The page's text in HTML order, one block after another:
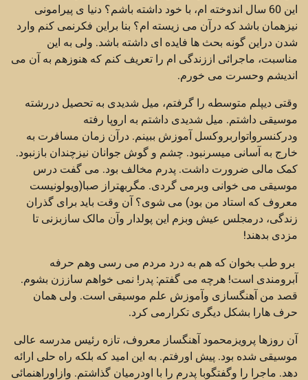
این 60 سال اندوخته ام، با خود داشته باشم؟ دنیا ی پیرامونی
نیزهمان باشد که درآن می زیسته ام؟ بنا براین فکرنمی کنم وارد
شدن دراین گونه بحث ها فایده ای داشته باشد. ولی به این
مناسبت، ماجرائی اززندگی ام را تعریف کنم که هنوزهم به آن می
اندیشم وحسرت می خورم.
وقتی دیپلم متوسطه را گرفتم، میل شدیدی به تحصیل دررشته
موسیقی داشتم. میل شدیدی داشتم به اروپا رفته
ودرکنسرواتواربروکسل آموزش ببینم. درآن زمان مسافرت به
خارج به آسانی میسرنبود. چشم و گوش جوانان نیزچندان بازنبود.
کمک مالی ضرورت داشت. پدرم مخالف بود. می گفت درس
موسیقی می خوانی وبرمی گردی. مگربهتراز صبا(ویولونیست
معروف که استاد من بود) می شوی؟ آن وقت باید برای گذران
زندگی، درمجلس عیش وبزم این پولدار وآن مالک سازبزنی تا
مزدی بدهند!
برو طب بخوان که هم به درد مردم می رسی وهم حرفه
آبرومندی است! هرچه می گفتم: پدر! نمی خواهم ساززن بشوم.
قصد من آهنگسازی وآموزش علم موسیقی است. ولی همان
حرف هارا بشکل دیگری تکرارمی کرد.
آن روزها پرویزمحمود آهنگساز معروف، تازه رئیس مدرسه عالی
موسیقی شده بود. پیش اورفتم. به این امید که بلکه راه حلی ارائه
دهد. ماجرا را وگفتگوبا پدرم را با اودرمیان گذاشتم. وازاوراهنمائی